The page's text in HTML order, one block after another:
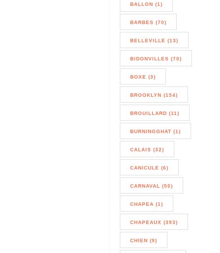
BALLON (1)
BARBES (70)
BELLEVILLE (13)
BIDONVILLES (70)
BOXE (3)
BROOKLYN (154)
BROUILLARD (11)
BURNINGGHAT (1)
CALAIS (32)
CANICULE (6)
CARNAVAL (50)
CHAPEA (1)
CHAPEAUX (393)
CHIEN (9)